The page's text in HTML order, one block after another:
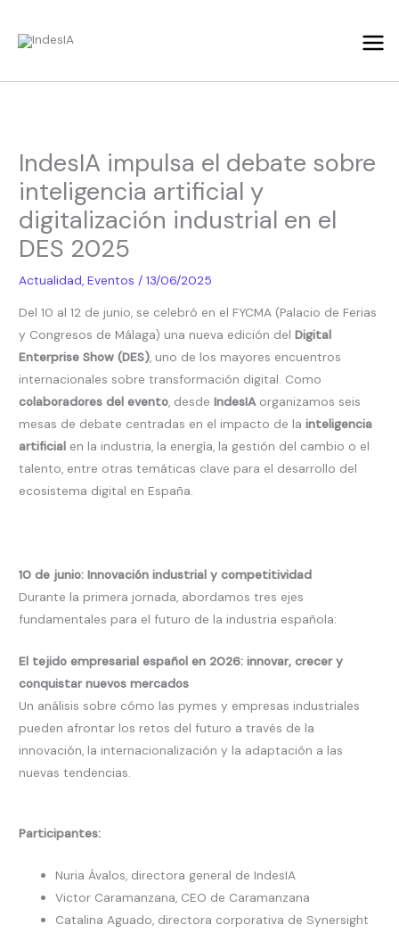
IndesIA impulsa el debate sobre
inteligencia artificial y
digitalización industrial en el
DES 2025
Actualidad,Eventos /13/06/2025
Del 10 al 12 de junio, se celebró en el FYCMA (Palacio de Ferias
y Congresos de Málaga) una nueva edición delDigital
Enterprise Show (DES), uno de los mayores encuentros
internacionales sobre transformación digital. Como
colaboradores del evento, desdeIndesIAorganizamos seis
mesas de debate centradas en el impacto de lainteligencia
artificial en la industria, la energía, la gestión del cambio o el
talento, entre otras temáticas clave para el desarrollo del
ecosistema digital en España.
10 de junio: Innovación industrial y competitividad
Durante la primera jornada, abordamos tres ejes
fundamentales para el futuro de la industria española:
El tejido empresarial español en 2026: innovar, crecer y
conquistar nuevos mercados
Un análisis sobre cómo las pymes y empresas industriales
pueden afrontar los retos del futuro a través de la
innovación, la internacionalización y la adaptación a las
nuevas tendencias.
Participantes:
Nuria Ávalos, directora general de IndesIA
Victor Caramanzana, CEO de Caramanzana
Catalina Aguado, directora corporativa de Synersight